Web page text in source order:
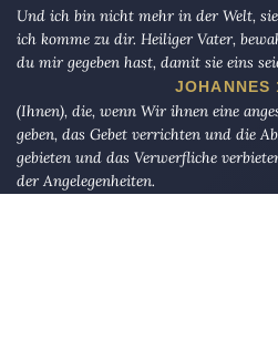
Und ich bin nicht mehr in der Welt,
ich komme zu dir. Heiliger Vater,
du mir gegeben hast, damit sie eins
JOHANNES
(Ihnen), die, wenn Wir ihnen eine
geben, das Gebet verrichten und die
gebieten und das Verwerfliche
der Angelegenheiten.